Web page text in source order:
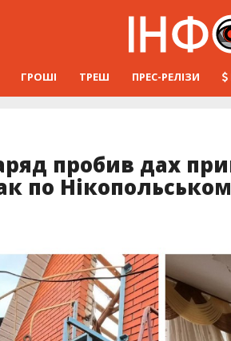
ГРОШІ ТРЕШ ПРЕС-РЕЛІЗИ
пробив дах
по